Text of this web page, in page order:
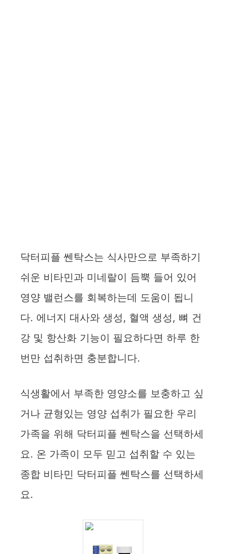
닥터피플 쎈탁스는 식사만으로 부족하기
쉬운 비타민과 미네랄이 듬뿍 들어 있어
영양 밸런스를 회복하는데 도움이 됩니
다. 에너지 대사와 생성, 혈액 생성, 뼈 건
강 및 항산화 기능이 필요하다면 하루 한
번만 섭취하면 충분합니다.
식생활에서 부족한 영양소를 보충하고 싶
거나 균형있는 영양 섭취가 필요한 우리
가족을 위해 닥터피플 쎈탁스을 선택하세
요. 온 가족이 모두 믿고 섭취할 수 있는
종합 비타민 닥터피플 쎈탁스를 선택하세
요.